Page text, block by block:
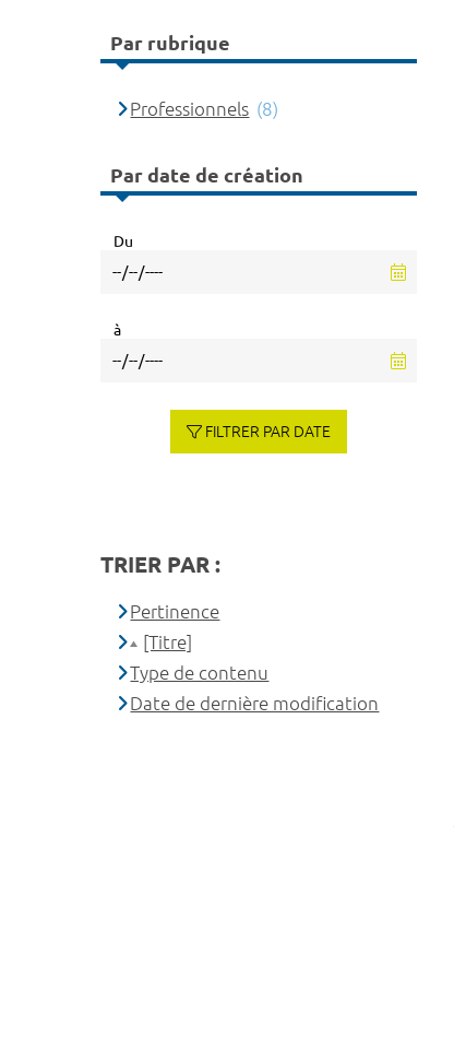
Par rubrique
Professionnels (8)
Par date de création
Du
à
FILTRER PAR DATE
TRIER PAR :
Pertinence
[Titre]
Type de contenu
Date de dernière modification